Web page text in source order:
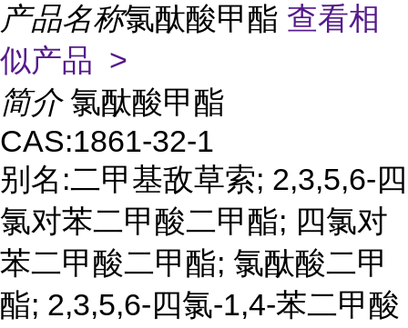
产品名称氯酞酸甲酯 查看相
似产品 >
简介 氯酞酸甲酯
CAS:1861-32-1
别名:二甲基敌草索; 2,3,5,6-四
氯对苯二甲酸二甲酯; 四氯对
苯二甲酸二甲酯; 氯酞酸二甲
酯; 2,3,5,6-四氯-1,4-苯二甲酸